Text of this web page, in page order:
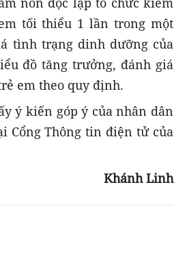
tối thiểu 1 lần trong một
tình trạng dinh dưỡng của
đồ tăng trưởng, đánh giá
em theo quy định.
ý kiến góp ý của nhân dân
Cổng Thông tin điện tử của
Khánh Linh